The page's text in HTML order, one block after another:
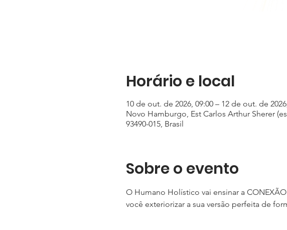
Horário e local
10 de out. de 2026, 09:00 – 12 de out. de
Novo Hamburgo, Est Carlos Arthur Sherer
93490-015, Brasil
Sobre o evento
O Humano Holístico vai ensinar a
você exteriorizar a sua versão perfeita de